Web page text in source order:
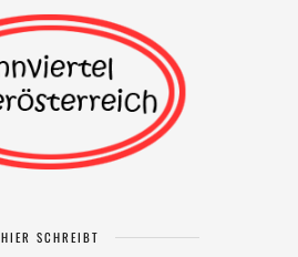
HIER SCHREIBT